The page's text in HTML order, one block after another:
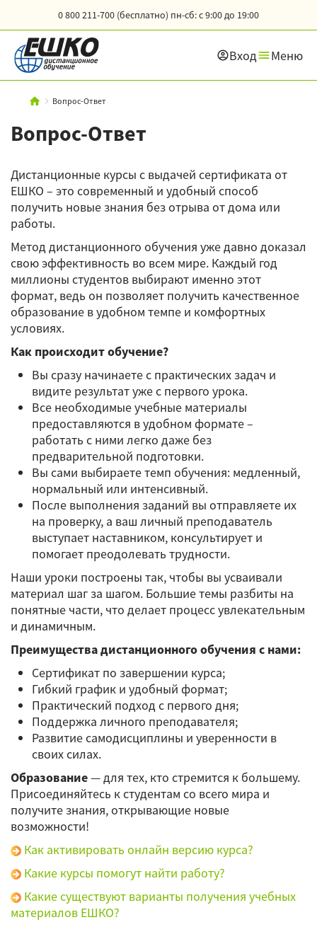
0 800 211-700 (бесплатно) пн-сб: с 9:00 до 19:00
Вход Меню
Вопрос-Ответ
Вопрос-Ответ
Дистанционные курсы с выдачей сертификата от
ЕШКО – это современный и удобный способ
получить новые знания без отрыва от дома или
работы.
Метод дистанционного обучения уже давно доказал
свою эффективность во всем мире. Каждый год
миллионы студентов выбирают именно этот
формат, ведь он позволяет получить качественное
образование в удобном темпе и комфортных
условиях.
Как происходит обучение?
Вы сразу начинаете с практических задач и
видите результат уже с первого урока.
Все необходимые учебные материалы
предоставляются в удобном формате –
работать с ними легко даже без
предварительной подготовки.
Вы сами выбираете темп обучения: медленный,
нормальный или интенсивный.
После выполнения заданий вы отправляете их
на проверку, а ваш личный преподаватель
выступает наставником, консультирует и
помогает преодолевать трудности.
Наши уроки построены так, чтобы вы усваивали
материал шаг за шагом. Большие темы разбиты на
понятные части, что делает процесс увлекательным
и динамичным.
Преимущества дистанционного обучения с нами:
Сертификат по завершении курса;
Гибкий график и удобный формат;
Практический подход с первого дня;
Поддержка личного преподавателя;
Развитие самодисциплины и уверенности в
своих силах.
Образование— для тех, кто стремится к большему.
Присоединяйтесь к студентам со всего мира и
получите знания, открывающие новые
возможности!
Как активировать онлайн версию курса?
Какие курсы помогут найти работу?
Какие существуют варианты получения учебных
материалов ЕШКО?